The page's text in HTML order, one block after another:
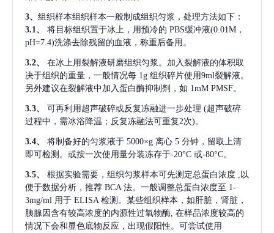
3、 组织样本组织样本一般制成组织匀浆，处理方法如下：
3.1、
将目标组织置于冰上，用预冷的 PBS缓冲液(0.01M，
pH=7.4)洗涤去除残留的血液，称重后备用。
3.2、
在冰上用裂解液研磨组织匀浆。加入裂解液的体积取
决于组织的重量，一般情况每 1g 组织碎片使用9ml裂解液。
另外建议在裂解液中加入蛋白酶抑制剂，如 1mM PMSF。
3.3、 可再利用超声破碎或反复冻融进一步处理 (超声破碎
过程中，需冰浴降温；反复冻融法可重复2次)。
3.4、 将制备好的匀浆液于 5000×g 离心 5 分钟，留取上清
即可检测。或按一次使用量分装冻存于-20°C 或-80°C。
3.5、 根据实验需要，组织匀浆样本可先测定总蛋白浓度
,以
便于数据分析，推荐 BCA 法。一般调整总蛋白浓度至 1-
3mg/ml 用于 ELISA 检测。某些组织样本，如肝脏，肾脏，
胰腺因含有较高浓度的内源性过氧物酶, 在样品浓度较高的
情况下会和显色底物反应，出现假阳性。可尝试使用